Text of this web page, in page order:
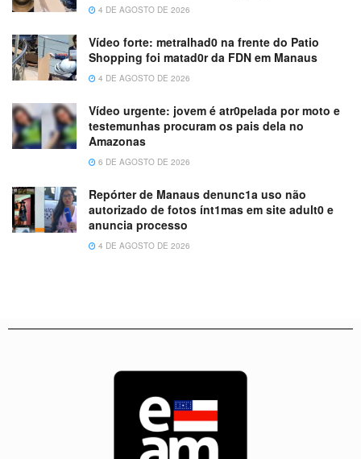
4 DE AGOSTO DE 2026
Vídeo forte: metralhad0 na frente do Patio
Shopping foi matad0r da FDN em Manaus
4 DE AGOSTO DE 2026
Vídeo urgente: jovem é atr0pelada por moto e
testemunhas procuram os pais dela no
Amazonas
6 DE AGOSTO DE 2026
Repórter de Manaus denunc1a uso não
autorizado de fotos ínt1mas em site adult0 e
anuncia processo
4 DE AGOSTO DE 2026